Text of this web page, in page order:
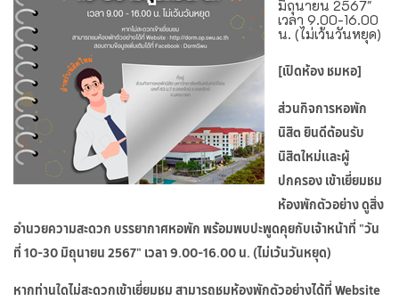
มิถุนายน 2567"
เวลา 9.00-16.00
น. (ไม่เว้นวันหยุด)
[เปิดห้อง ชมหอ]
ส่วนกิจการหอพัก
นิสิต ยินดีต้อนรับ
นิสิตใหม่และผู้
ปกครอง เข้าเยี่ยมชม
ห้องพักตัวอย่าง ดูสิ่ง
อำนวยความสะดวก บรรยากาศหอพัก พร้อมพบปะพูดคุยกับเจ้าหน้าที่ "วัน
ที่ 10-30 มิถุนายน 2567" เวลา 9.00-16.00 น. (ไม่เว้นวันหยุด)
หากท่านใดไม่สะดวกเข้าเยี่ยมชม สามารถชมห้องพักตัวอย่างได้ที่ Website